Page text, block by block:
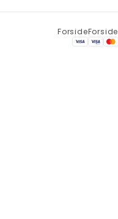
ForsideForside